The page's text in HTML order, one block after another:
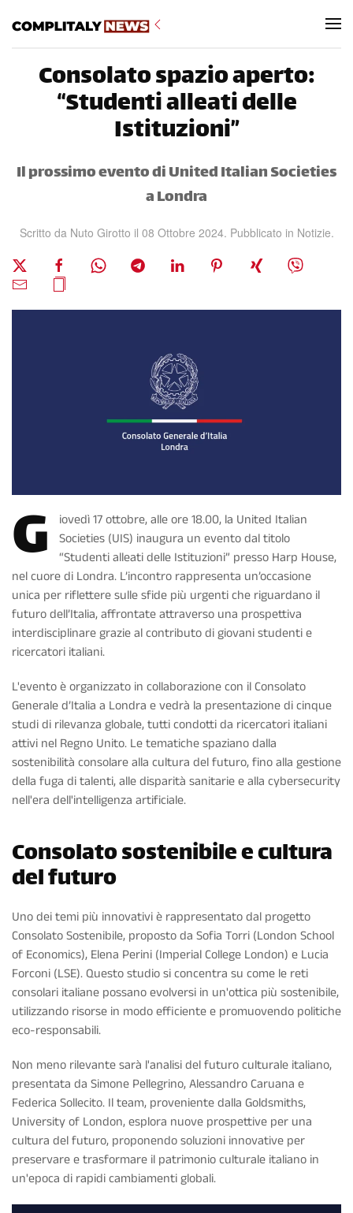
Consolato spazio aperto:
“Studenti alleati delle
Istituzioni”
Il prossimo evento di United Italian Societies
a Londra
Scritto da Nuto Girotto il 08 Ottobre 2024. Pubblicato in Notizie.
G
iovedì 17 ottobre, alle ore 18.00, la United Italian
Societies (UIS) inaugura un evento dal titolo
“Studenti alleati delle Istituzioni” presso Harp House,
nel cuore di Londra. L’incontro rappresenta un’occasione
unica per riflettere sulle sfide più urgenti che riguardano il
futuro dell’Italia, affrontate attraverso una prospettiva
interdisciplinare grazie al contributo di giovani studenti e
ricercatori italiani.
L'evento è organizzato in collaborazione con il Consolato
Generale d’Italia a Londra e vedrà la presentazione di cinque
studi di rilevanza globale, tutti condotti da ricercatori italiani
attivi nel Regno Unito. Le tematiche spaziano dalla
sostenibilità consolare alla cultura del futuro, fino alla gestione
della fuga di talenti, alle disparità sanitarie e alla cybersecurity
nell'era dell'intelligenza artificiale.
Consolato sostenibile e cultura
del futuro
Uno dei temi più innovativi è rappresentato dal progetto
Consolato Sostenibile, proposto da Sofia Torri (London School
of Economics), Elena Perini (Imperial College London) e Lucia
Forconi (LSE). Questo studio si concentra su come le reti
consolari italiane possano evolversi in un'ottica più sostenibile,
utilizzando risorse in modo efficiente e promuovendo politiche
eco-responsabili.
Non meno rilevante sarà l'analisi del futuro culturale italiano,
presentata da Simone Pellegrino, Alessandro Caruana e
Federica Sollecito. Il team, proveniente dalla Goldsmiths,
University of London, esplora nuove prospettive per una
cultura del futuro, proponendo soluzioni innovative per
preservare e trasformare il patrimonio culturale italiano in
un'epoca di rapidi cambiamenti globali.